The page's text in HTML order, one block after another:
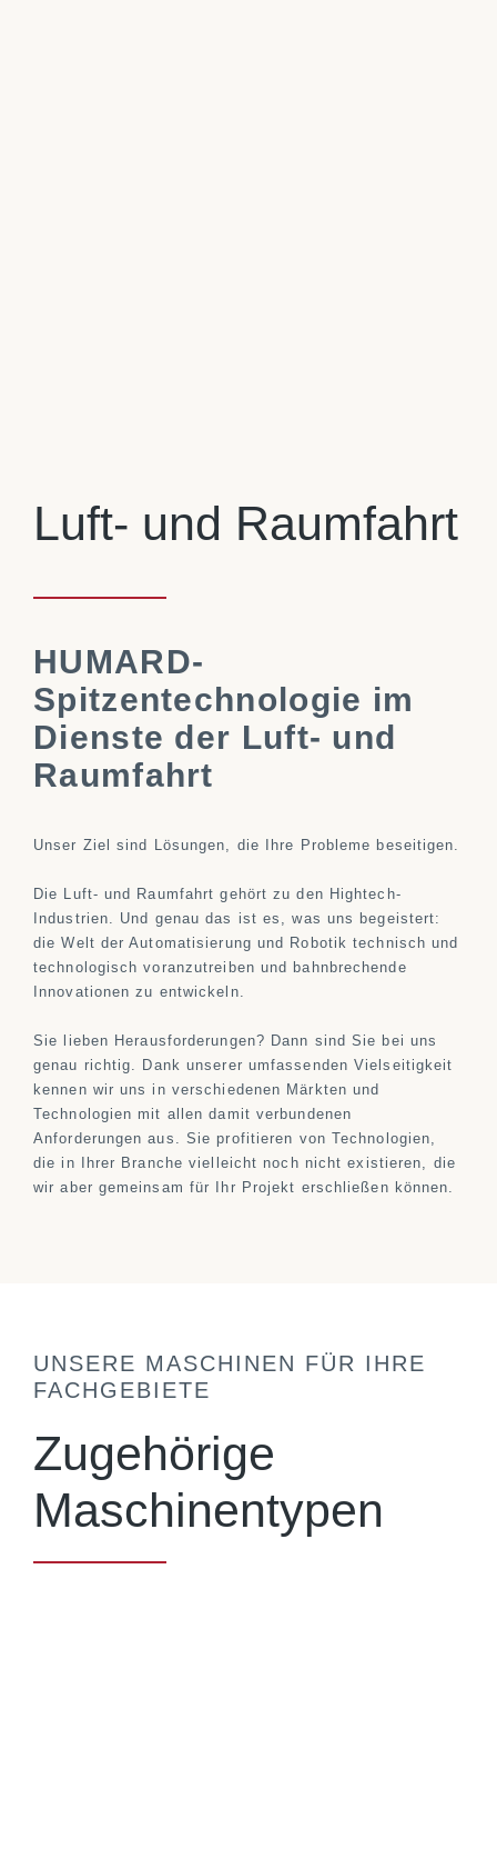
Luft- und Raumfahrt
HUMARD-
Spitzentechnologie im
Dienste der Luft- und
Raumfahrt
Unser Ziel sind Lösungen, die Ihre Probleme beseitigen.
Die Luft- und Raumfahrt gehört zu den Hightech-
Industrien. Und genau das ist es, was uns begeistert:
die Welt der Automatisierung und Robotik technisch und
technologisch voranzutreiben und bahnbrechende
Innovationen zu entwickeln.
Sie lieben Herausforderungen? Dann sind Sie bei uns
genau richtig. Dank unserer umfassenden Vielseitigkeit
kennen wir uns in verschiedenen Märkten und
Technologien mit allen damit verbundenen
Anforderungen aus. Sie profitieren von Technologien,
die in Ihrer Branche vielleicht noch nicht existieren, die
wir aber gemeinsam für Ihr Projekt erschließen können.
UNSERE MASCHINEN FÜR IHRE
FACHGEBIETE
Zugehörige
Maschinentypen